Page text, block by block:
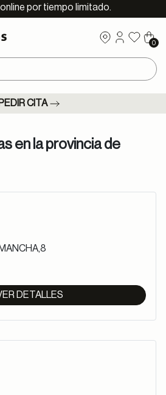
por tiempo limitado.
0
PEDIR CITA
en la provincia de
DETALLES